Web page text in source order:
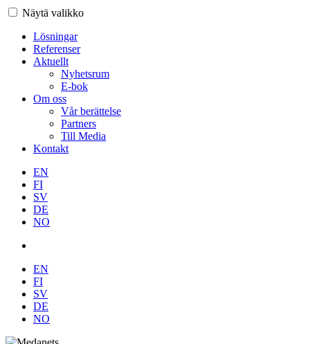
Näytä valikko
Lösningar
Referenser
Aktuellt
Nyhetsrum
E-bok
Om oss
Vår berättelse
Partners
Till Media
Kontakt
EN
FI
SV
DE
NO
EN
FI
SV
DE
NO